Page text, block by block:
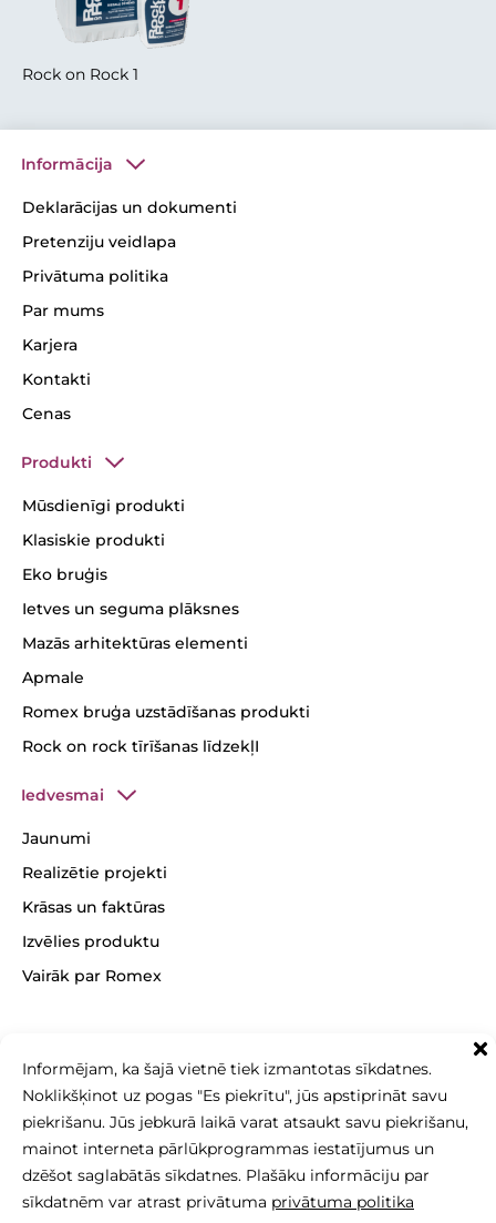
Informējam, ka šajā vietnē tiek izmantotas sīkdatnes.
Noklikšķinot uz pogas "Es piekrītu", jūs apstiprināt savu
piekrišanu. Jūs jebkurā laikā varat atsaukt savu piekrišanu,
mainot interneta pārlūkprogrammas iestatījumus un
dzēšot saglabātās sīkdatnes. Plašāku informāciju par
sīkdatnēm var atrast privātuma privātuma politika
Rock on Rock 1
Informācija
Deklarācijas un dokumenti
Pretenziju veidlapa
Privātuma politika
Par mums
Karjera
Kontakti
Cenas
Produkti
Mūsdienīgi produkti
Klasiskie produkti
Eko bruģis
Ietves un seguma plāksnes
Mazās arhitektūras elementi
Apmale
Romex bruģa uzstādīšanas produkti
Rock on rock tīrīšanas līdzekļI
Iedvesmai
Jaunumi
Realizētie projekti
Krāsas un faktūras
Izvēlies produktu
Vairāk par Romex
+371 26 256 256
sales@betonomozaika.lv